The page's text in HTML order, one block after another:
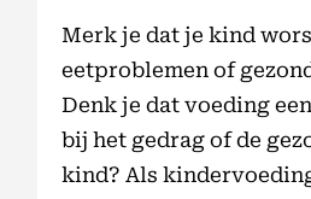
Merk je dat je kind
eetproblemen of
Denk je dat voeding
bij het gedrag of de
kind? Als